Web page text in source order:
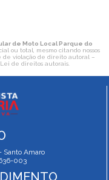
de Moto Local Parque do
ou total, mesmo citando nossos
de violação de direito autoral –
Lei de direitos autorais.
Santo Amaro
003